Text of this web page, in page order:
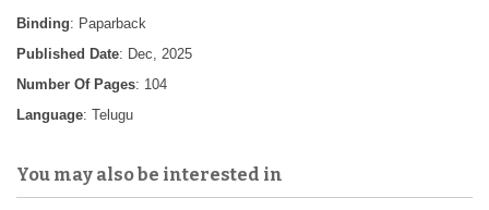
Binding: Paparback
Published Date: Dec, 2025
Number Of Pages: 104
Language: Telugu
You may also be interested in